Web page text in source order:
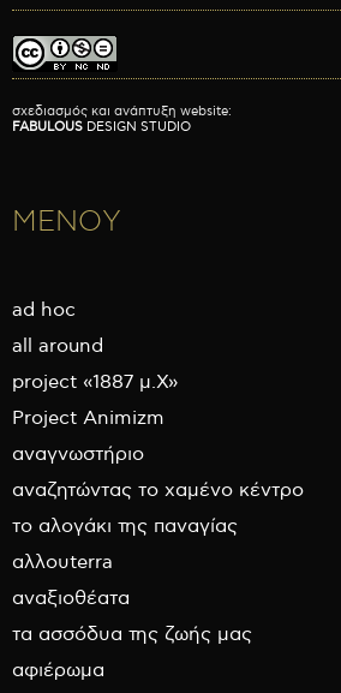
σχεδιασμός και ανάπτυξη website:
FABULOUS DESIGN STUDIO
ΜΕΝΟΥ
ad hoc
all around
project «1887 μ.Χ»
Project Animizm
αναγνωστήριο
αναζητώντας το χαμένο κέντρο
το αλογάκι της παναγίας
αλλουterra
αναξιοθέατα
τα ασσόδυα της ζωής μας
αφιέρωμα